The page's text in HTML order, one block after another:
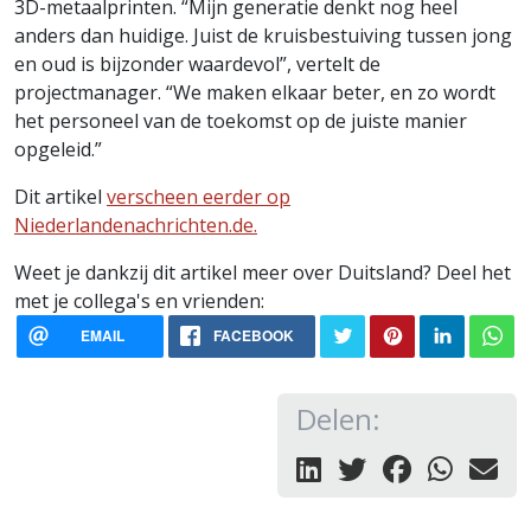
3D-metaalprinten. “Mijn generatie denkt nog heel
anders dan huidige. Juist de kruisbestuiving tussen jong
en oud is bijzonder waardevol”, vertelt de
projectmanager. “We maken elkaar beter, en zo wordt
het personeel van de toekomst op de juiste manier
opgeleid.”
Dit artikel verscheen eerder op
Niederlandenachrichten.de.
Weet je dankzij dit artikel meer over Duitsland? Deel het
met je collega's en vrienden:
EMAIL FACEBOOK
Delen: